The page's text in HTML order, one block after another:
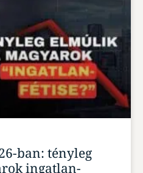
ban: tényleg
ingatlan-